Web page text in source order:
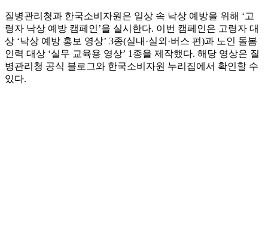
질병관리청과 한국소비자원은 일상 속 낙상 예방을 위해 ‘고
령자 낙상 예방 캠페인’을 실시한다. 이번 캠페인은 고령자 대
상 ‘낙상 예방 홍보 영상’ 3종(실내·실외·버스 편)과 노인 돌봄
인력 대상 ‘실무 교육용 영상’ 1종을 제작했다. 해당 영상은 질
병관리청 공식 블로그와 한국소비자원 누리집에서 확인할 수
있다.